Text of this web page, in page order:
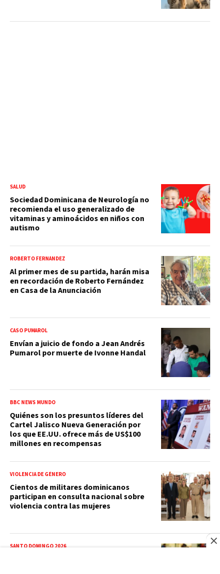
SALUD
Sociedad Dominicana de Neurología no
recomienda el uso generalizado de
vitaminas y aminoácidos en niños con
autismo
ROBERTO FERNÁNDEZ
Al primer mes de su partida, harán misa
en recordación de Roberto Fernández
en Casa de la Anunciación
CASO PUMAROL
Envían a juicio de fondo a Jean Andrés
Pumarol por muerte de Ivonne Handal
BBC NEWS MUNDO
Quiénes son los presuntos líderes del
Cartel Jalisco Nueva Generación por
los que EE.UU. ofrece más de US$100
millones en recompensas
VIOLENCIA DE GÉNERO
Cientos de militares dominicanos
participan en consulta nacional sobre
violencia contra las mujeres
SANTO DOMINGO 2026